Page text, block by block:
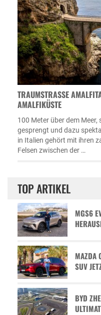
TRAUMSTRASSE
MALFIKÜSTE
100 Meter über dem
gesprengt und dazu
in Italien gehört mit ihren
Felsen zwischen der …
TOP ARTIKEL
MGS6
MAZDA
SUV
BYD